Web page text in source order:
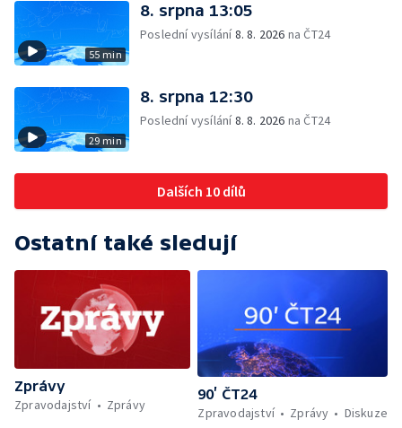
55 min
8. srpna 13:05
Poslední vysílání8. 8. 2026 na ČT24
29 min
8. srpna 12:30
Poslední vysílání8. 8. 2026 na ČT24
Dalších 10 dílů
Ostatní také sledují
Zprávy
Zpravodajství
Zprávy
90’ ČT24
Zpravodajství
Zprávy Diskuze